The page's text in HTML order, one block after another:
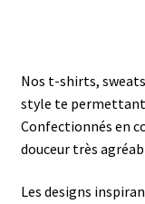
Nos t-shirts,
style te permettant
Confectionnés en
douceur très
Les designs